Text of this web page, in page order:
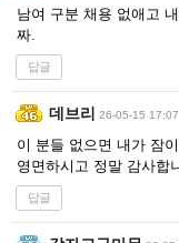
남여 구분 채용 없애고
짜.
답글
데브리 26-05-15 17:07
이 분들 없으면 내가 잠
영면하시고 정말 감사합
답글